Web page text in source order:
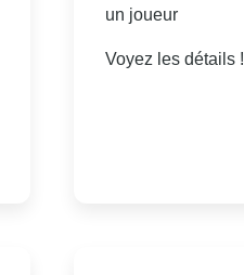
un joueur
Voyez les détails !